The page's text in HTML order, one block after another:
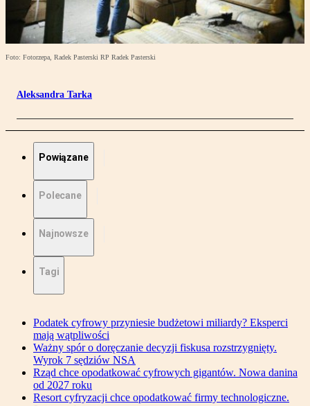
Foto: Fotorzepa, Radek Pasterski RP Radek Pasterski
Aleksandra Tarka
Powiązane
Polecane
Najnowsze
Tagi
Podatek cyfrowy przyniesie budżetowi miliardy? Eksperci
mają wątpliwości
Ważny spór o doręczanie decyzji fiskusa rozstrzygnięty.
Wyrok 7 sędziów NSA
Rząd chce opodatkować cyfrowych gigantów. Nowa danina
od 2027 roku
Resort cyfryzacji chce opodatkować firmy technologiczne.